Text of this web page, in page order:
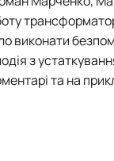
виконати
з
та на